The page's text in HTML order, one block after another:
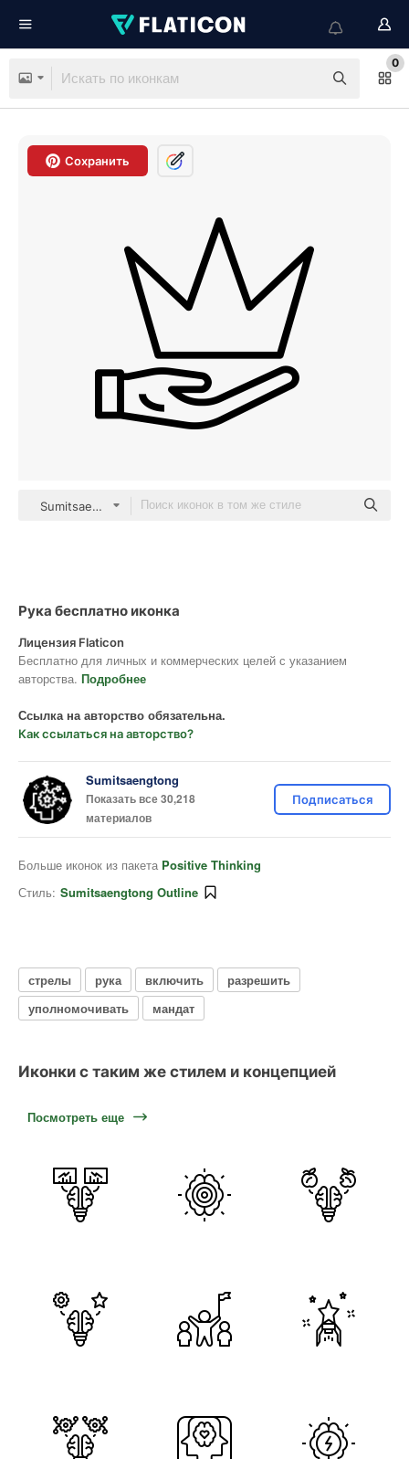
0
Сохранить
Sumitsaengtong outline
Рука бесплатно иконка
Лицензия Flaticon
Бесплатно для личных и коммерческих целей с указанием
авторства. Подробнее
Ссылка на авторство обязательна.
Как ссылаться на авторство?
Sumitsaengtong
Показать все 30,218
материалов
Подписаться
Больше иконок из пакета Positive Thinking
Стиль: Sumitsaengtong Outline
стрелы рука включить
разрешить
уполномочивать
мандат
Иконки с таким же стилем и концепцией
Посмотреть еще